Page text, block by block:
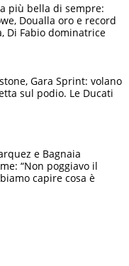
più bella di sempre:
Doualla oro e record
Di Fabio dominatrice
Gara Sprint: volano
sul podio. Le Ducati
e Bagnaia
“Non poggiavo il
capire cosa è